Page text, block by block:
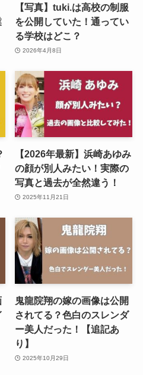
【写真】tuki.は高校の制服
を公開していた！通ってい
る学校はどこ？
2026年4月8日
【2026年最新】浜崎あゆみ
の顔が別人みたい！実際の
写真と過去が全然違う！
2025年11月21日
鬼龍院翔の嫁の画像は公開
されてる？色白のスレンダ
ー美人だった！【追記あ
り】
2025年10月29日